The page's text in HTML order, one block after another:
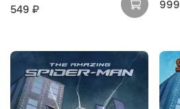
549 ₽